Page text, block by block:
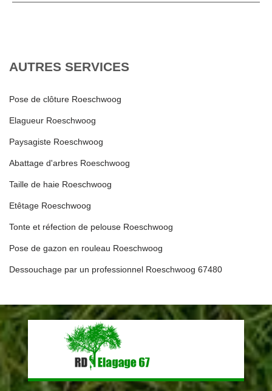
AUTRES SERVICES
Pose de clôture Roeschwoog
Elagueur Roeschwoog
Paysagiste Roeschwoog
Abattage d'arbres Roeschwoog
Taille de haie Roeschwoog
Etêtage Roeschwoog
Tonte et réfection de pelouse Roeschwoog
Pose de gazon en rouleau Roeschwoog
Dessouchage par un professionnel Roeschwoog 67480